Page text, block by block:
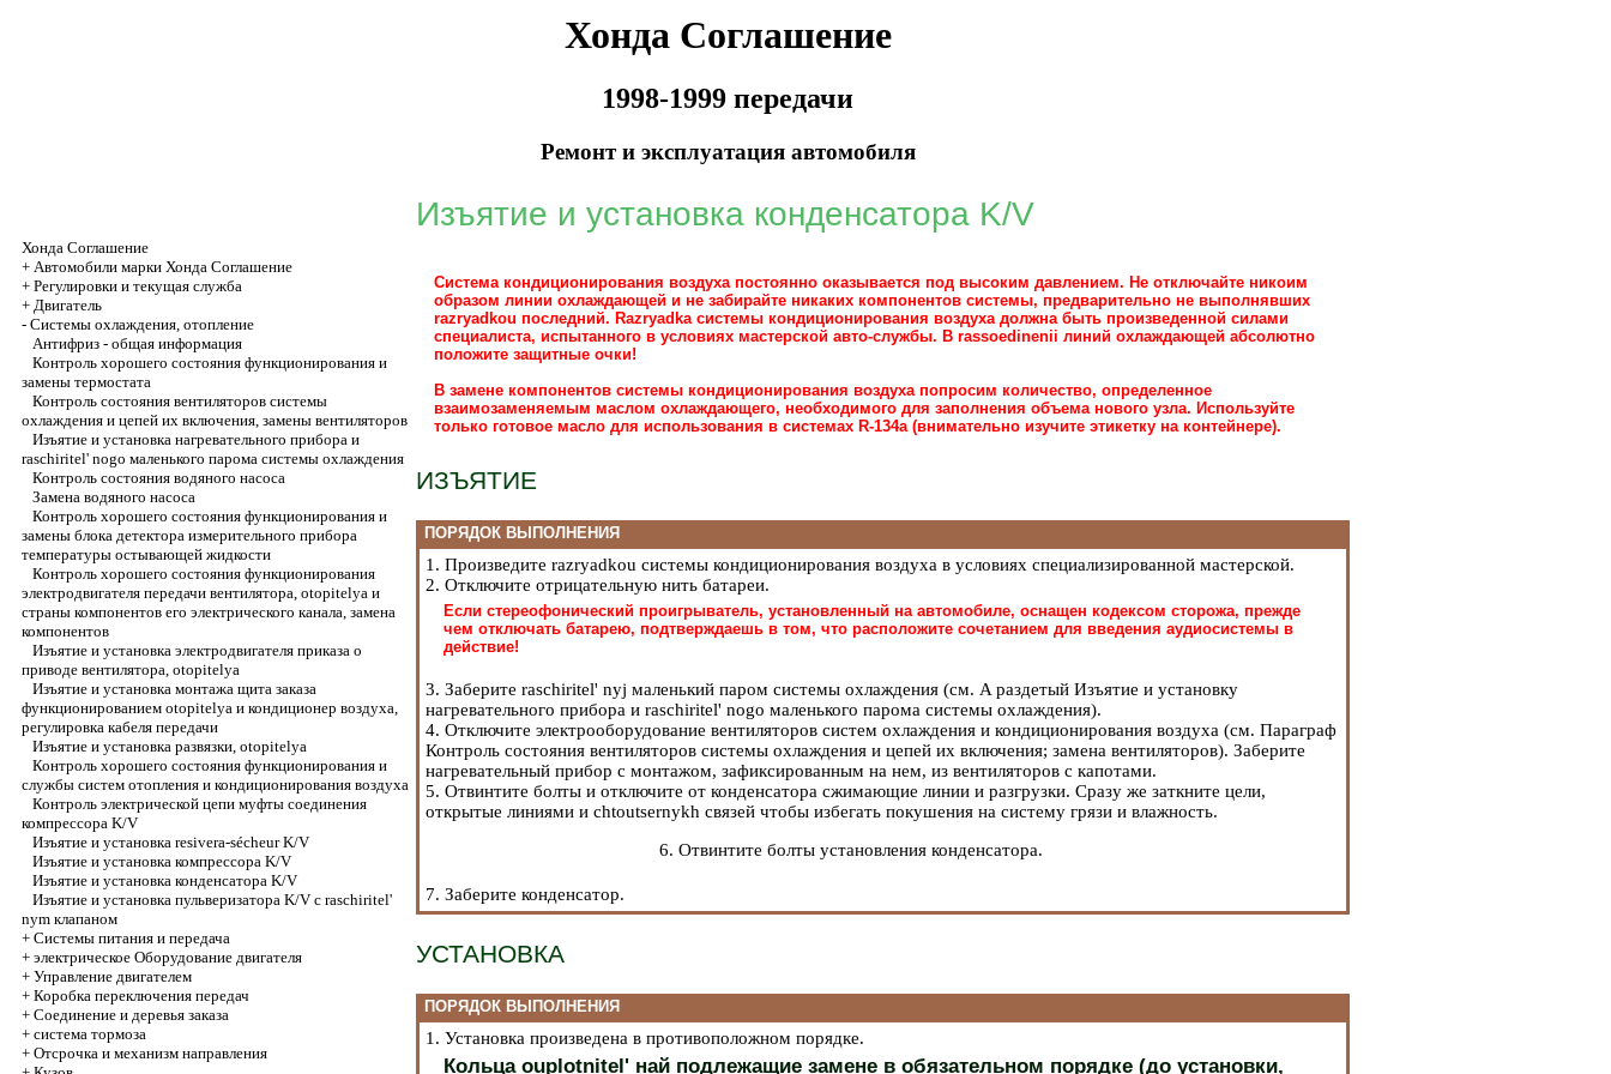
Хонда Соглашение
1998-1999 передачи
Ремонт и эксплуатация автомобиля
Хонда Соглашение
+ Автомобили марки Хонда Соглашение
+ Регулировки и текущая служба
+ Двигатель
- Системы охлаждения, отопление
Антифриз - общая информация
Контроль хорошего состояния функционирования и
замены термостата
Контроль состояния вентиляторов системы
охлаждения и цепей их включения, замены вентиляторов
Изъятие и установка нагревательного прибора и
raschiritel' nogo маленького парома системы охлаждения
Контроль состояния водяного насоса
Замена водяного насоса
Контроль хорошего состояния функционирования и
замены блока детектора измерительного прибора
температуры остывающей жидкости
Контроль хорошего состояния функционирования
электродвигателя передачи вентилятора, otopitelya и
страны компонентов его электрического канала, замена
компонентов
Изъятие и установка электродвигателя приказа о
приводе вентилятора, otopitelya
Изъятие и установка монтажа щита заказа
функционированием otopitelya и кондиционер воздуха,
регулировка кабеля передачи
Изъятие и установка развязки, otopitelya
Контроль хорошего состояния функционирования и
службы систем отопления и кондиционирования воздуха
Контроль электрической цепи муфты соединения
компрессора K/V
Изъятие и установка resivera-sécheur K/V
Изъятие и установка компрессора K/V
Изъятие и установка конденсатора K/V
Изъятие и установка пульверизатора K/V с raschiritel'
nym клапаном
+ Системы питания и передача
+ электрическое Оборудование двигателя
+ Управление двигателем
+ Коробка переключения передач
+ Соединение и деревья заказа
+ система тормоза
+ Отсрочка и механизм направления
Изъятие и установка конденсатора K/V
Система кондиционирования воздуха постоянно оказывается под высоким давлением. Не отключайте никоим
образом линии охлаждающей и не забирайте никаких компонентов системы, предварительно не выполнявших
razryadkou последний. Razryadka системы кондиционирования воздуха должна быть произведенной силами
специалиста, испытанного в условиях мастерской авто-службы. В rassoedinenii линий охлаждающей абсолютно
положите защитные очки!
В замене компонентов системы кондиционирования воздуха попросим количество, определенное
взаимозаменяемым маслом охлаждающего, необходимого для заполнения объема нового узла. Используйте
только готовое масло для использования в системах R-134a (внимательно изучите этикетку на контейнере).
ИЗЪЯТИЕ
ПОРЯДОК ВЫПОЛНЕНИЯ
1. Произведите razryadkou системы кондиционирования воздуха в условиях специализированной мастерской.
2. Отключите отрицательную нить батареи.
Если стереофонический проигрыватель, установленный на автомобиле, оснащен кодексом сторожа, прежде
чем отключать батарею, подтверждаешь в том, что расположите сочетанием для введения аудиосистемы в
действие!
3. Заберите raschiritel' nyj маленький паром системы охлаждения (см. A раздетый Изъятие и установку
нагревательного прибора и raschiritel' nogo маленького парома системы охлаждения).
4. Отключите электрооборудование вентиляторов систем охлаждения и кондиционирования воздуха (см. Параграф
Контроль состояния вентиляторов системы охлаждения и цепей их включения; замена вентиляторов). Заберите
нагревательный прибор с монтажом, зафиксированным на нем, из вентиляторов с капотами.
5. Отвинтите болты и отключите от конденсатора сжимающие линии и разгрузки. Сразу же заткните цели,
открытые линиями и chtoutsernykh связей чтобы избегать покушения на систему грязи и влажность.
6. Отвинтите болты установления конденсатора.
7. Заберите конденсатор.
УСТАНОВКА
ПОРЯДОК ВЫПОЛНЕНИЯ
1. Установка произведена в противоположном порядке.
Кольца ouplotnitel' най подлежащие замене в обязательном порядке (до установки,